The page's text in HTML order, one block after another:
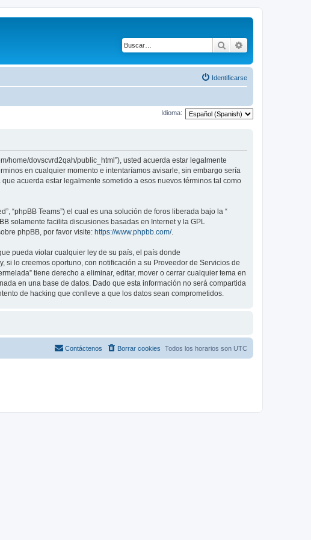
Buscar
Identificarse
Idioma:
home/dovscvrd2qah/public_html”), usted acuerda estar legalmente
en cualquier momento e intentaríamos avisarle, sin embargo sería
acuerda estar legalmente sometido a esos nuevos términos tal como
“phpBB Teams”) el cual es una solución de foros liberada bajo la “
solamente facilita discusiones basadas en Internet y la GPL
phpBB, por favor visite: https://www.phpbb.com/.
pueda violar cualquier ley de su país, el país donde
si lo creemos oportuno, con notificación a su Proveedor de Servicios de
tiene derecho a eliminar, editar, mover o cerrar cualquier tema en
en una base de datos. Dado que esta información no será compartida
de hacking que conlleve a que los datos sean comprometidos.
Todos los horarios son UTC
Borrar cookies
Contáctenos